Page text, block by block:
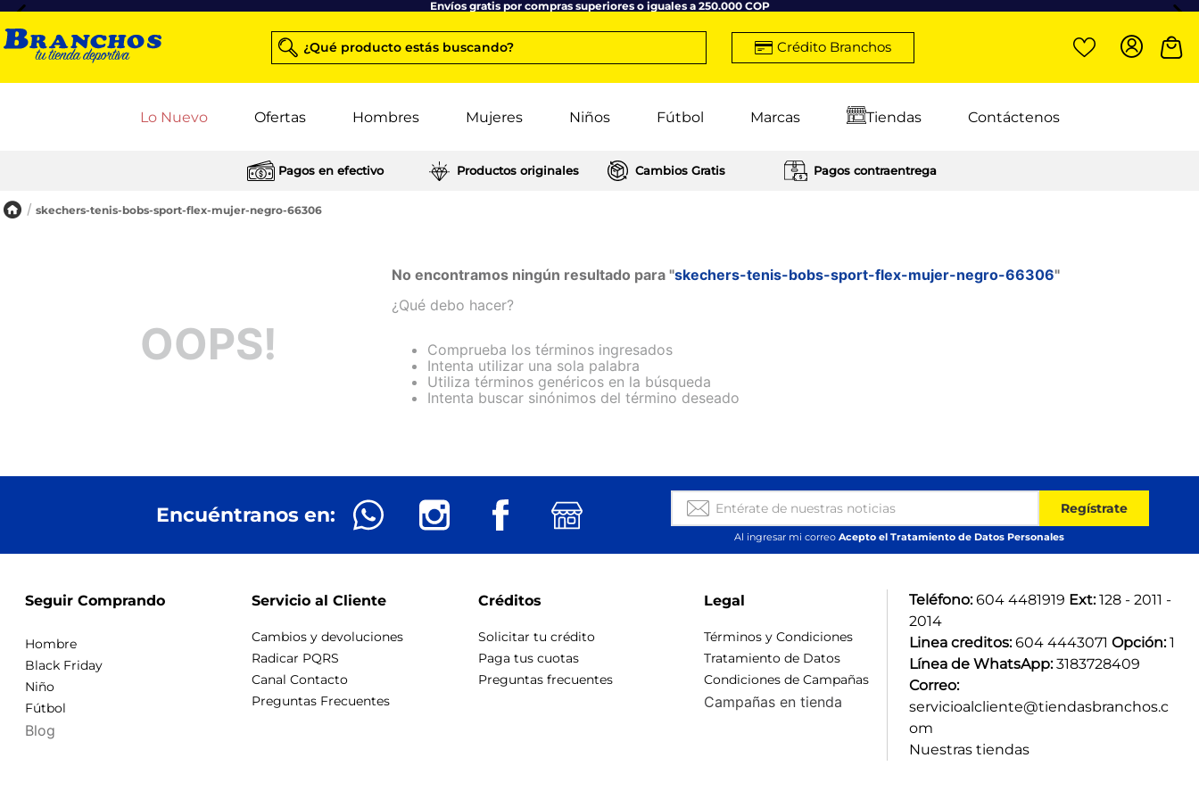
Envíos gratis por compras superiores o iguales a 250.000 COP
¿Qué producto estás buscando? Crédito Branchos
Lo Nuevo Ofertas Hombres Mujeres Niños Fútbol Marcas Tiendas Contáctenos
Pagos en efectivo Productos originales Cambios Gratis Pagos contraentrega
skechers-tenis-bobs-sport-flex-mujer-negro-66306
OOPS!
No encontramos ningún resultado para "skechers-tenis-bobs-sport-flex-mujer-negro-66306"
¿Qué debo hacer?
Comprueba los términos ingresados
Intenta utilizar una sola palabra
Utiliza términos genéricos en la búsqueda
Intenta buscar sinónimos del término deseado
Encuéntranos en: Regístrate
Al ingresar mi correo Acepto el Tratamiento de Datos Personales
Seguir Comprando
Hombre
Black Friday
Niño
Fútbol
Blog
Servicio al Cliente
Cambios y devoluciones
Radicar PQRS
Canal Contacto
Preguntas Frecuentes
Créditos
Solicitar tu crédito
Paga tus cuotas
Preguntas frecuentes
Legal
Términos y Condiciones
Tratamiento de Datos
Condiciones de Campañas
Campañas en tienda
Teléfono: 604 4481919 Ext: 128 - 2011 -
2014
Linea creditos: 604 4443071 Opción: 1
Línea de WhatsApp: 3183728409
Correo:
servicioalcliente@tiendasbranchos.c
om
Nuestras tiendas